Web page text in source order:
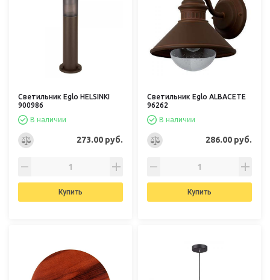
Светильник Eglo HELSINKI
900986
В наличии
273.00 руб.
Купить
Светильник Eglo ALBACETE
96262
В наличии
286.00 руб.
Купить